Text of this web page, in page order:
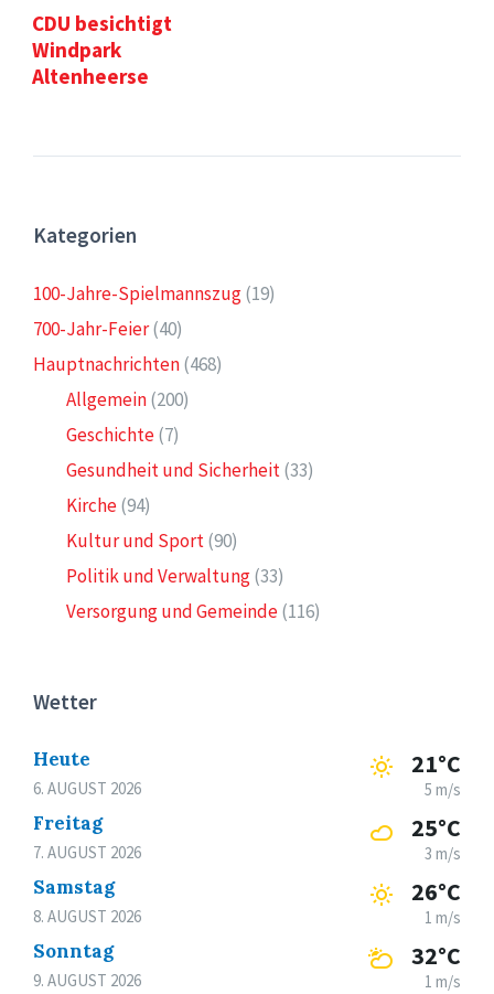
CDU besichtigt
Windpark
Altenheerse
Kategorien
100-Jahre-Spielmannszug(19)
700-Jahr-Feier(40)
Hauptnachrichten(468)
Allgemein(200)
Geschichte(7)
Gesundheit und Sicherheit(33)
Kirche(94)
Kultur und Sport(90)
Politik und Verwaltung(33)
Versorgung und Gemeinde(116)
Wetter
Heute
6. AUGUST 2026
21°C
5 m/s
Freitag
7. AUGUST 2026
25°C
3 m/s
Samstag
8. AUGUST 2026
26°C
1 m/s
Sonntag
9. AUGUST 2026
32°C
1 m/s